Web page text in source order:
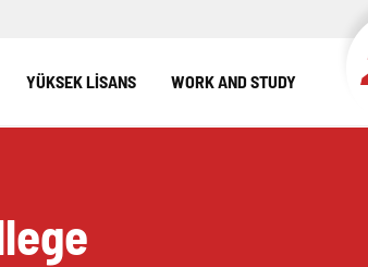
YÜKSEK LİSANS WORK AND STUDY